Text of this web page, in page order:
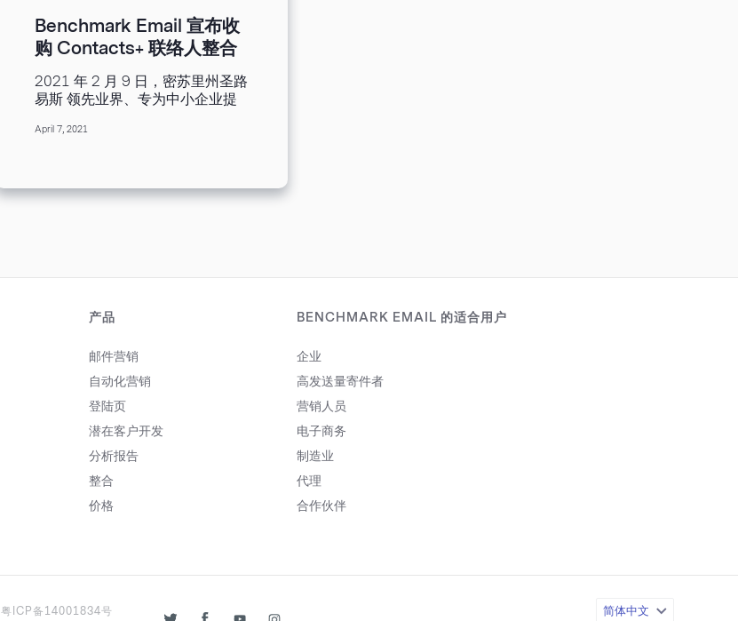
Benchmark Email 宣布收
购 Contacts+ 联络人整合
工具
2021 年 2 月 9 日，密苏里州圣路
易斯 领先业界、专为中小企业提
营销平台 Benchmark Email 宣布
业也有机会能够导入联络人管理工
(Texas...
April 7, 2021
产品
邮件营销
自动化营销
登陆页
潜在客户开发
分析报告
整合
价格
BENCHMARK EMAIL 的适合用户
企业
高发送量寄件者
营销人员
电子商务
制造业
代理
合作伙伴
粤ICP备14001834号 简体中文